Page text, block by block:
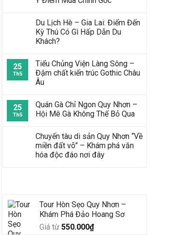
Du Lịch Hè – Gia Lai: Điểm Đến
Kỳ Thú Có Gì Hấp Dẫn Du
Khách?
25
Th5
Tiểu Chủng Viện Làng Sông –
Đậm chất kiến trúc Gothic Châu
Âu
25
Th5
Quán Gà Chỉ Ngon Quy Nhơn –
Hội Mê Gà Không Thể Bỏ Qua
Chuyến tàu di sản Quy Nhơn “Về
miền đất võ” – Khám phá văn
hóa độc đáo nơi đây
Tour Hòn Sẹo Quy Nhơn –
Khám Phá Đảo Hoang Sơ
Giá từ 550.000₫